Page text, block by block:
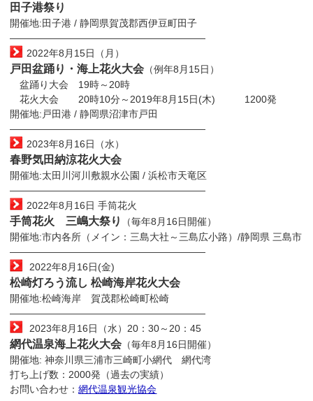
田子港祭り
開催地:田子港 / 静岡県賀茂郡西伊豆町田子
————————————————————
2022年8月15日（月）
戸田盆踊り・海上花火大会 （例年8月15日）
盆踊り大会 19時～20時
花火大会 20時10分～2019年8月15日(木) 1200発
開催地:戸田港 / 静岡県沼津市戸田
————————————————————
2023年8月16日（水）
春野気田納涼花火大会
開催地:太田川河川敷親水公園 / 浜松市天竜区
————————————————————
2022年8月16日 手筒花火
手筒花火 三嶋大祭り
（毎年8月16日開催）
開催地:市内各所（メイン：三島大社～三島広小路）/静岡県 三島市
————————————————————
2022年8月16日(金)
松崎灯ろう流し 松崎海岸花火大会
開催地:松崎海岸 賀茂郡松崎町松崎
————————————————————
2023年8月16日（水）20：30～20：45
網代温泉海上花火大会 （毎年8月16日開催）
開催地: 神奈川県三浦市三崎町小網代 網代湾
打ち上げ数：2000発（過去の実績）
お問い合わせ：網代温泉観光協会